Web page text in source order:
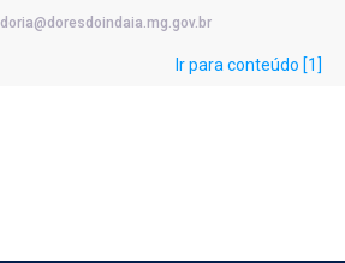
Ir para conteúdo [1]